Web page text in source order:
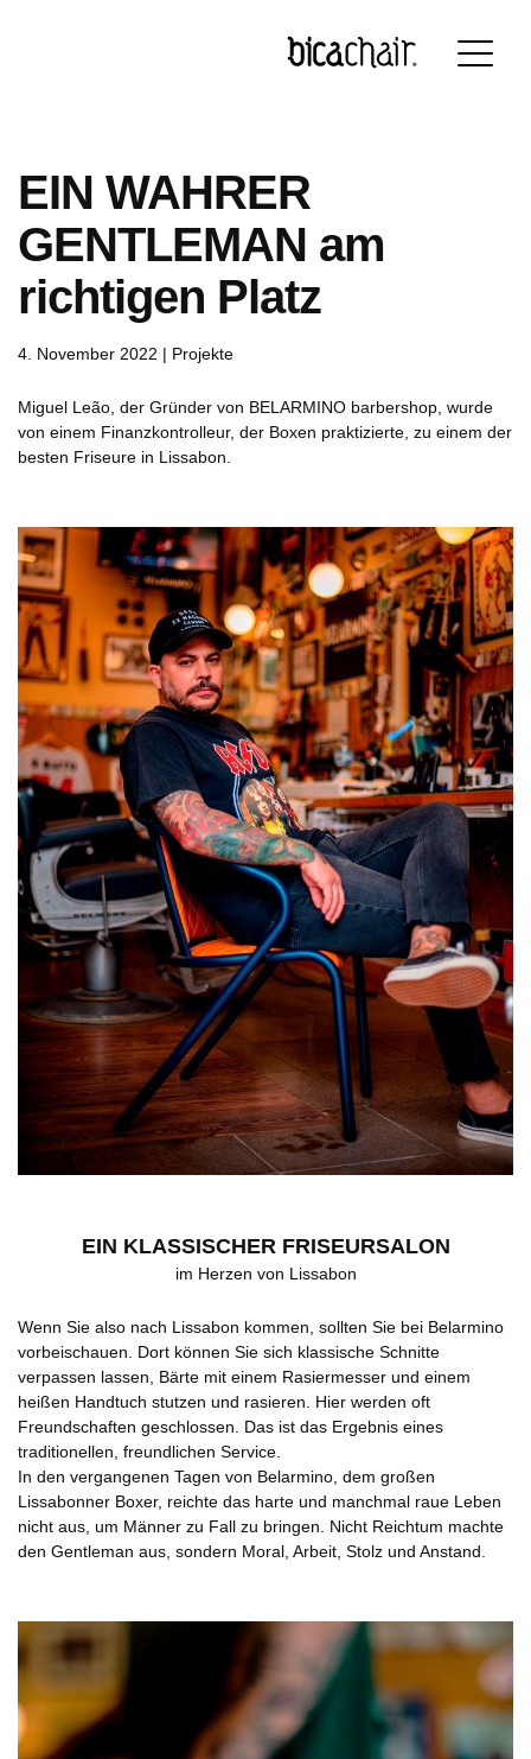
EIN WAHRER
GENTLEMAN am
richtigen Platz
4. November 2022 | Projekte
Miguel Leão, der Gründer von BELARMINO barbershop, wurde
von einem Finanzkontrolleur, der Boxen praktizierte, zu einem der
besten Friseure in Lissabon.
EIN KLASSISCHER FRISEURSALON
im Herzen von Lissabon
Wenn Sie also nach Lissabon kommen, sollten Sie bei Belarmino
vorbeischauen. Dort können Sie sich klassische Schnitte
verpassen lassen, Bärte mit einem Rasiermesser und einem
heißen Handtuch stutzen und rasieren. Hier werden oft
Freundschaften geschlossen. Das ist das Ergebnis eines
traditionellen, freundlichen Service.
In den vergangenen Tagen von Belarmino, dem großen
Lissabonner Boxer, reichte das harte und manchmal raue Leben
nicht aus, um Männer zu Fall zu bringen. Nicht Reichtum machte
den Gentleman aus, sondern Moral, Arbeit, Stolz und Anstand.